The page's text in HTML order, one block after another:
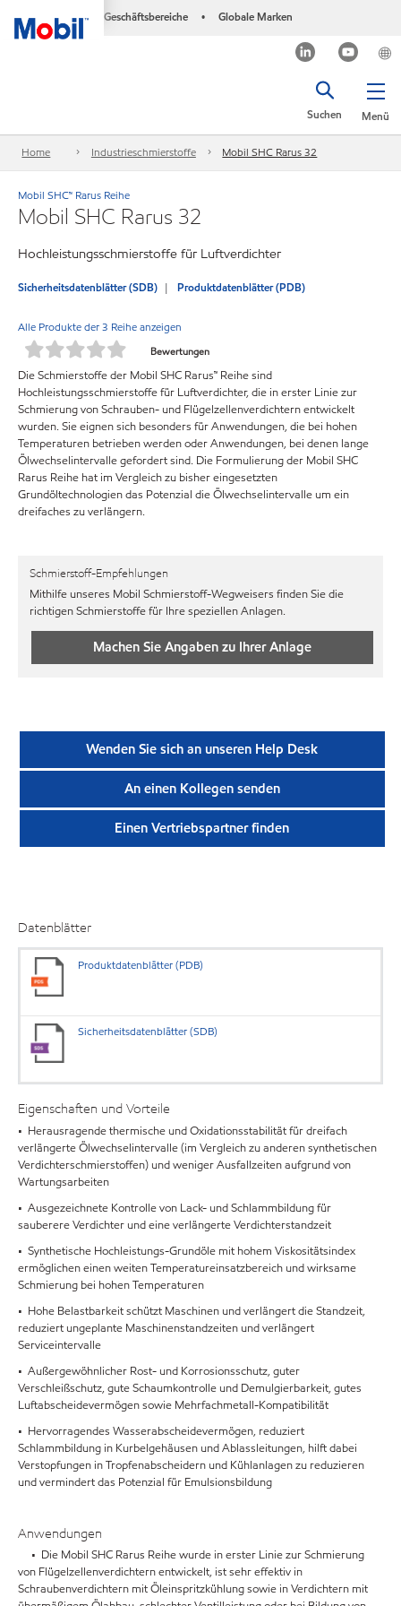
Geschäftsbereiche • Globale Marken
Menü
Suchen
Home Industrieschmierstoffe Mobil SHC Rarus 32
Mobil SHC™ Rarus Reihe
Mobil SHC Rarus 32
Hochleistungsschmierstoffe für Luftverdichter
Sicherheitsdatenblätter (SDB) Produktdatenblätter (PDB)
Alle Produkte der 3 Reihe anzeigen
Bewertungen
Die Schmierstoffe der Mobil SHC Rarus™ Reihe sind
Hochleistungsschmierstoffe für Luftverdichter, die in erster Linie zur
Schmierung von Schrauben- und Flügelzellenverdichtern entwickelt
wurden. Sie eignen sich besonders für Anwendungen, die bei hohen
Temperaturen betrieben werden oder Anwendungen, bei denen lange
Ölwechselintervalle gefordert sind. Die Formulierung der Mobil SHC
Rarus Reihe hat im Vergleich zu bisher eingesetzten
Grundöltechnologien das Potenzial die Ölwechselintervalle um ein
dreifaches zu verlängern.
Schmierstoff-Empfehlungen
Mithilfe unseres Mobil Schmierstoff-Wegweisers finden Sie die
richtigen Schmierstoffe für Ihre speziellen Anlagen.
Machen Sie Angaben zu Ihrer Anlage
Wenden Sie sich an unseren Help Desk
An einen Kollegen senden
Einen Vertriebspartner finden
Datenblätter
Produktdatenblätter (PDB)
Sicherheitsdatenblätter (SDB)
Eigenschaften und Vorteile
• Herausragende thermische und Oxidationsstabilität für dreifach
verlängerte Ölwechselintervalle (im Vergleich zu anderen synthetischen
Verdichterschmierstoffen) und weniger Ausfallzeiten aufgrund von
Wartungsarbeiten
• Ausgezeichnete Kontrolle von Lack- und Schlammbildung für
sauberere Verdichter und eine verlängerte Verdichterstandzeit
• Synthetische Hochleistungs-Grundöle mit hohem Viskositätsindex
ermöglichen einen weiten Temperatureinsatzbereich und wirksame
Schmierung bei hohen Temperaturen
• Hohe Belastbarkeit schützt Maschinen und verlängert die Standzeit,
reduziert ungeplante Maschinenstandzeiten und verlängert
Serviceintervalle
• Außergewöhnlicher Rost- und Korrosionsschutz, guter
Verschleißschutz, gute Schaumkontrolle und Demulgierbarkeit, gutes
Luftabscheidevermögen sowie Mehrfachmetall-Kompatibilität
• Hervorragendes Wasserabscheidevermögen, reduziert
Schlammbildung in Kurbelgehäusen und Ablassleitungen, hilft dabei
Verstopfungen in Tropfenabscheidern und Kühlanlagen zu reduzieren
und vermindert das Potenzial für Emulsionsbildung
Anwendungen
• Die Mobil SHC Rarus Reihe wurde in erster Linie zur Schmierung
von Flügelzellenverdichtern entwickelt, ist sehr effektiv in
Schraubenverdichtern mit Öleinspritzkühlung sowie in Verdichtern mit